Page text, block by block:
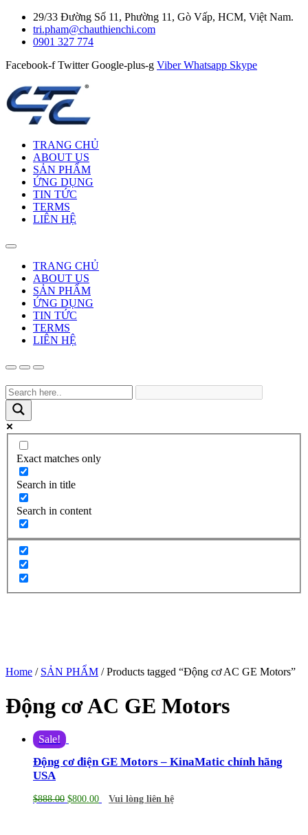
29/33 Đường Số 11, Phường 11, Gò Vấp, HCM, Việt Nam.
tri.pham@chauthienchi.com
0901 327 774
Facebook-f Twitter Google-plus-g Viber Whatsapp Skype
TRANG CHỦ
ABOUT US
SẢN PHẨM
ỨNG DỤNG
TIN TỨC
TERMS
LIÊN HỆ
TRANG CHỦ
ABOUT US
SẢN PHẨM
ỨNG DỤNG
TIN TỨC
TERMS
LIÊN HỆ
Exact matches only
Search in title
Search in content
Home / SẢN PHẨM / Products tagged “Động cơ AC GE Motors”
Động cơ AC GE Motors
Sale!
Động cơ điện GE Motors – KinaMatic chính hãng
USA
$888.00 $800.00 Vui lòng liên hệ